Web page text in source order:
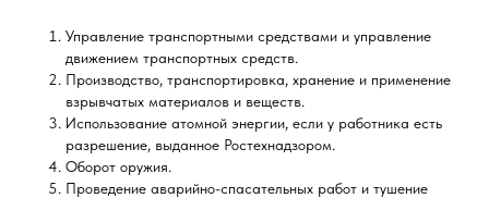
Управление транспортными средствами и управление
движением транспортных средств.
Производство, транспортировка, хранение и применение
взрывчатых материалов и веществ.
Использование атомной энергии, если у работника есть
разрешение, выданное Ростехнадзором.
Оборот оружия.
Проведение аварийно-спасательных работ и тушение